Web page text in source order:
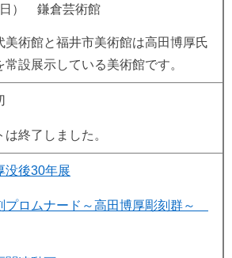
） 鎌倉芸術館
美術館と福井市美術館は高田博厚氏
常設展示している美術館です。
は終了しました。
没後30年展
プロムナード～高田博厚彫刻群～